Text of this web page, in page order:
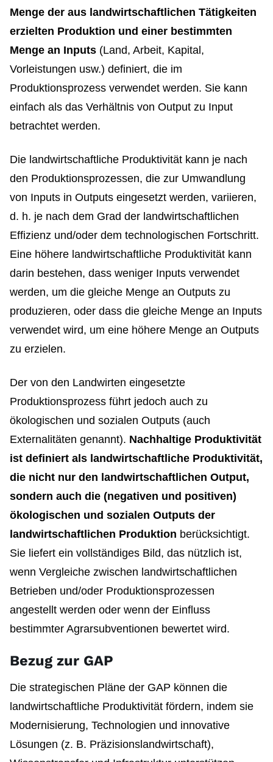
Menge der aus landwirtschaftlichen Tätigkeiten
erzielten Produktion und einer bestimmten
Menge an Inputs (Land, Arbeit, Kapital,
Vorleistungen usw.) definiert, die im
Produktionsprozess verwendet werden. Sie kann
einfach als das Verhältnis von Output zu Input
betrachtet werden.
Die landwirtschaftliche Produktivität kann je nach
den Produktionsprozessen, die zur Umwandlung
von Inputs in Outputs eingesetzt werden, variieren,
d. h. je nach dem Grad der landwirtschaftlichen
Effizienz und/oder dem technologischen Fortschritt.
Eine höhere landwirtschaftliche Produktivität kann
darin bestehen, dass weniger Inputs verwendet
werden, um die gleiche Menge an Outputs zu
produzieren, oder dass die gleiche Menge an Inputs
verwendet wird, um eine höhere Menge an Outputs
zu erzielen.
Der von den Landwirten eingesetzte
Produktionsprozess führt jedoch auch zu
ökologischen und sozialen Outputs (auch
Externalitäten genannt). Nachhaltige Produktivität
ist definiert als landwirtschaftliche Produktivität,
die nicht nur den landwirtschaftlichen Output,
sondern auch die (negativen und positiven)
ökologischen und sozialen Outputs der
landwirtschaftlichen Produktion berücksichtigt.
Sie liefert ein vollständiges Bild, das nützlich ist,
wenn Vergleiche zwischen landwirtschaftlichen
Betrieben und/oder Produktionsprozessen
angestellt werden oder wenn der Einfluss
bestimmter Agrarsubventionen bewertet wird.
Bezug zur GAP
Die strategischen Pläne der GAP können die
landwirtschaftliche Produktivität fördern, indem sie
Modernisierung, Technologien und innovative
Lösungen (z. B. Präzisionslandwirtschaft),